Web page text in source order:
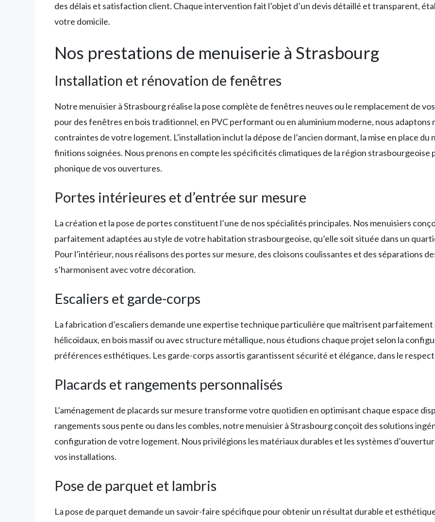
des délais et satisfaction client. Chaque intervention fait l’objet d’un devis détaillé et transparent,
votre domicile.
Nos prestations de menuiserie à Strasbourg
Installation et rénovation de fenêtres
Notre menuisier à Strasbourg réalise la pose complète de fenêtres neuves ou le remplacement de
pour des fenêtres en bois traditionnel, en PVC performant ou en aluminium moderne, nous
contraintes de votre logement. L’installation inclut la dépose de l’ancien dormant, la mise en place
finitions soignées. Nous prenons en compte les spécificités climatiques de la région
phonique de vos ouvertures.
Portes intérieures et d’entrée sur mesure
La création et la pose de portes constituent l’une de nos spécialités principales. Nos menuisiers
parfaitement adaptées au style de votre habitation strasbourgeoise, qu’elle soit située dans un
Pour l’intérieur, nous réalisons des portes sur mesure, des cloisons coulissantes et des séparations
s’harmonisent avec votre décoration.
Escaliers et garde-corps
La fabrication d’escaliers demande une expertise technique particulière que maîtrisent
hélicoïdaux, en bois massif ou avec structure métallique, nous étudions chaque projet selon la
préférences esthétiques. Les garde-corps assortis garantissent sécurité et élégance, dans le
Placards et rangements personnalisés
L’aménagement de placards sur mesure transforme votre quotidien en optimisant chaque espace
rangements sous pente ou dans les combles, notre menuisier à Strasbourg conçoit des solutions
configuration de votre logement. Nous privilégions les matériaux durables et les systèmes
vos installations.
Pose de parquet et lambris
La pose de parquet demande un savoir-faire spécifique pour obtenir un résultat durable et